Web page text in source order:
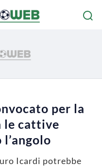
per la
le cattive
Icardi potrebbe